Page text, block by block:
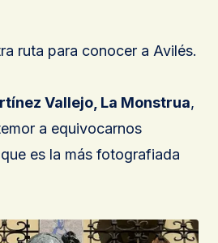
ruta para conocer a Avilés.
Vallejo, La Monstrua,
a equivocarnos
es la más fotografiada